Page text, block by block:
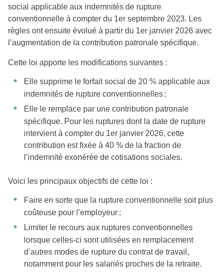
social applicable aux indemnités de rupture
conventionnelle à compter du 1er septembre 2023. Les
règles ont ensuite évolué à partir du 1er janvier 2026 avec
l’augmentation de la contribution patronale spécifique.
Cette loi apporte les modifications suivantes :
Elle supprime le forfait social de 20 % applicable aux
indemnités de rupture conventionnelles ;
Elle le remplace par une contribution patronale
spécifique. Pour les ruptures dont la date de rupture
intervient à compter du 1er janvier 2026, cette
contribution est fixée à 40 % de la fraction de
l’indemnité exonérée de cotisations sociales.
Voici les principaux objectifs de cette loi :
Faire en sorte que la rupture conventionnelle soit plus
coûteuse pour l’employeur ;
Limiter le recours aux ruptures conventionnelles
lorsque celles-ci sont utilisées en remplacement
d’autres modes de rupture du contrat de travail,
notamment pour les salariés proches de la retraite.